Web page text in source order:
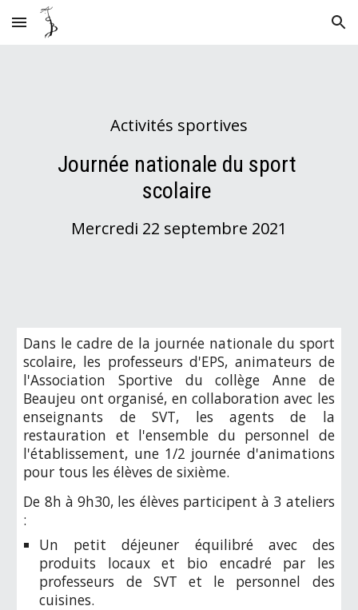
Skip to main content Skip to navigation
Activités sportives
Journée nationale du sport
scolaire
Mercredi 22 septembre 2021
Dans le cadre de la journée nationale du sport
scolaire, les professeurs d'EPS, animateurs de
l'Association Sportive du collège Anne de
Beaujeu ont organisé, en collaboration avec les
enseignants de SVT, les agents de la
restauration et l'ensemble du personnel de
l'établissement, une 1/2 journée d'animations
pour tous les élèves de sixième.
De 8h à 9h30, les élèves participent à 3 ateliers
:
Un petit déjeuner équilibré avec des
produits locaux et bio encadré par les
professeurs de SVT et le personnel des
cuisines.